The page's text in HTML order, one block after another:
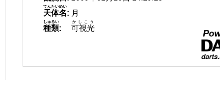
天体名
てんたいめい
: 月
種類
しゅるい
: 可視光
かしこう